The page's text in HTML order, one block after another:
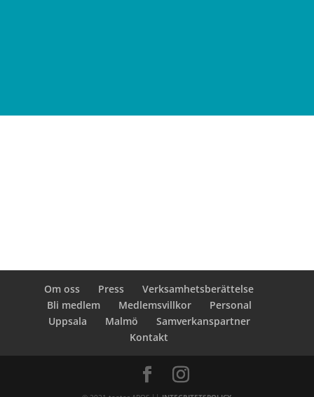
Om oss Press
Verksamhetsberättelse
Bli medlem
Medlemsvillkor
Personal
Uppsala
Malmö
Samverkanspartner
Kontakt